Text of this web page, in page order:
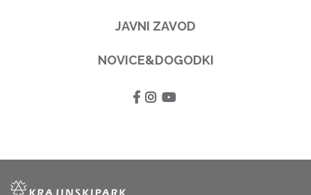
JAVNI ZAVOD
NOVICE&DOGODKI